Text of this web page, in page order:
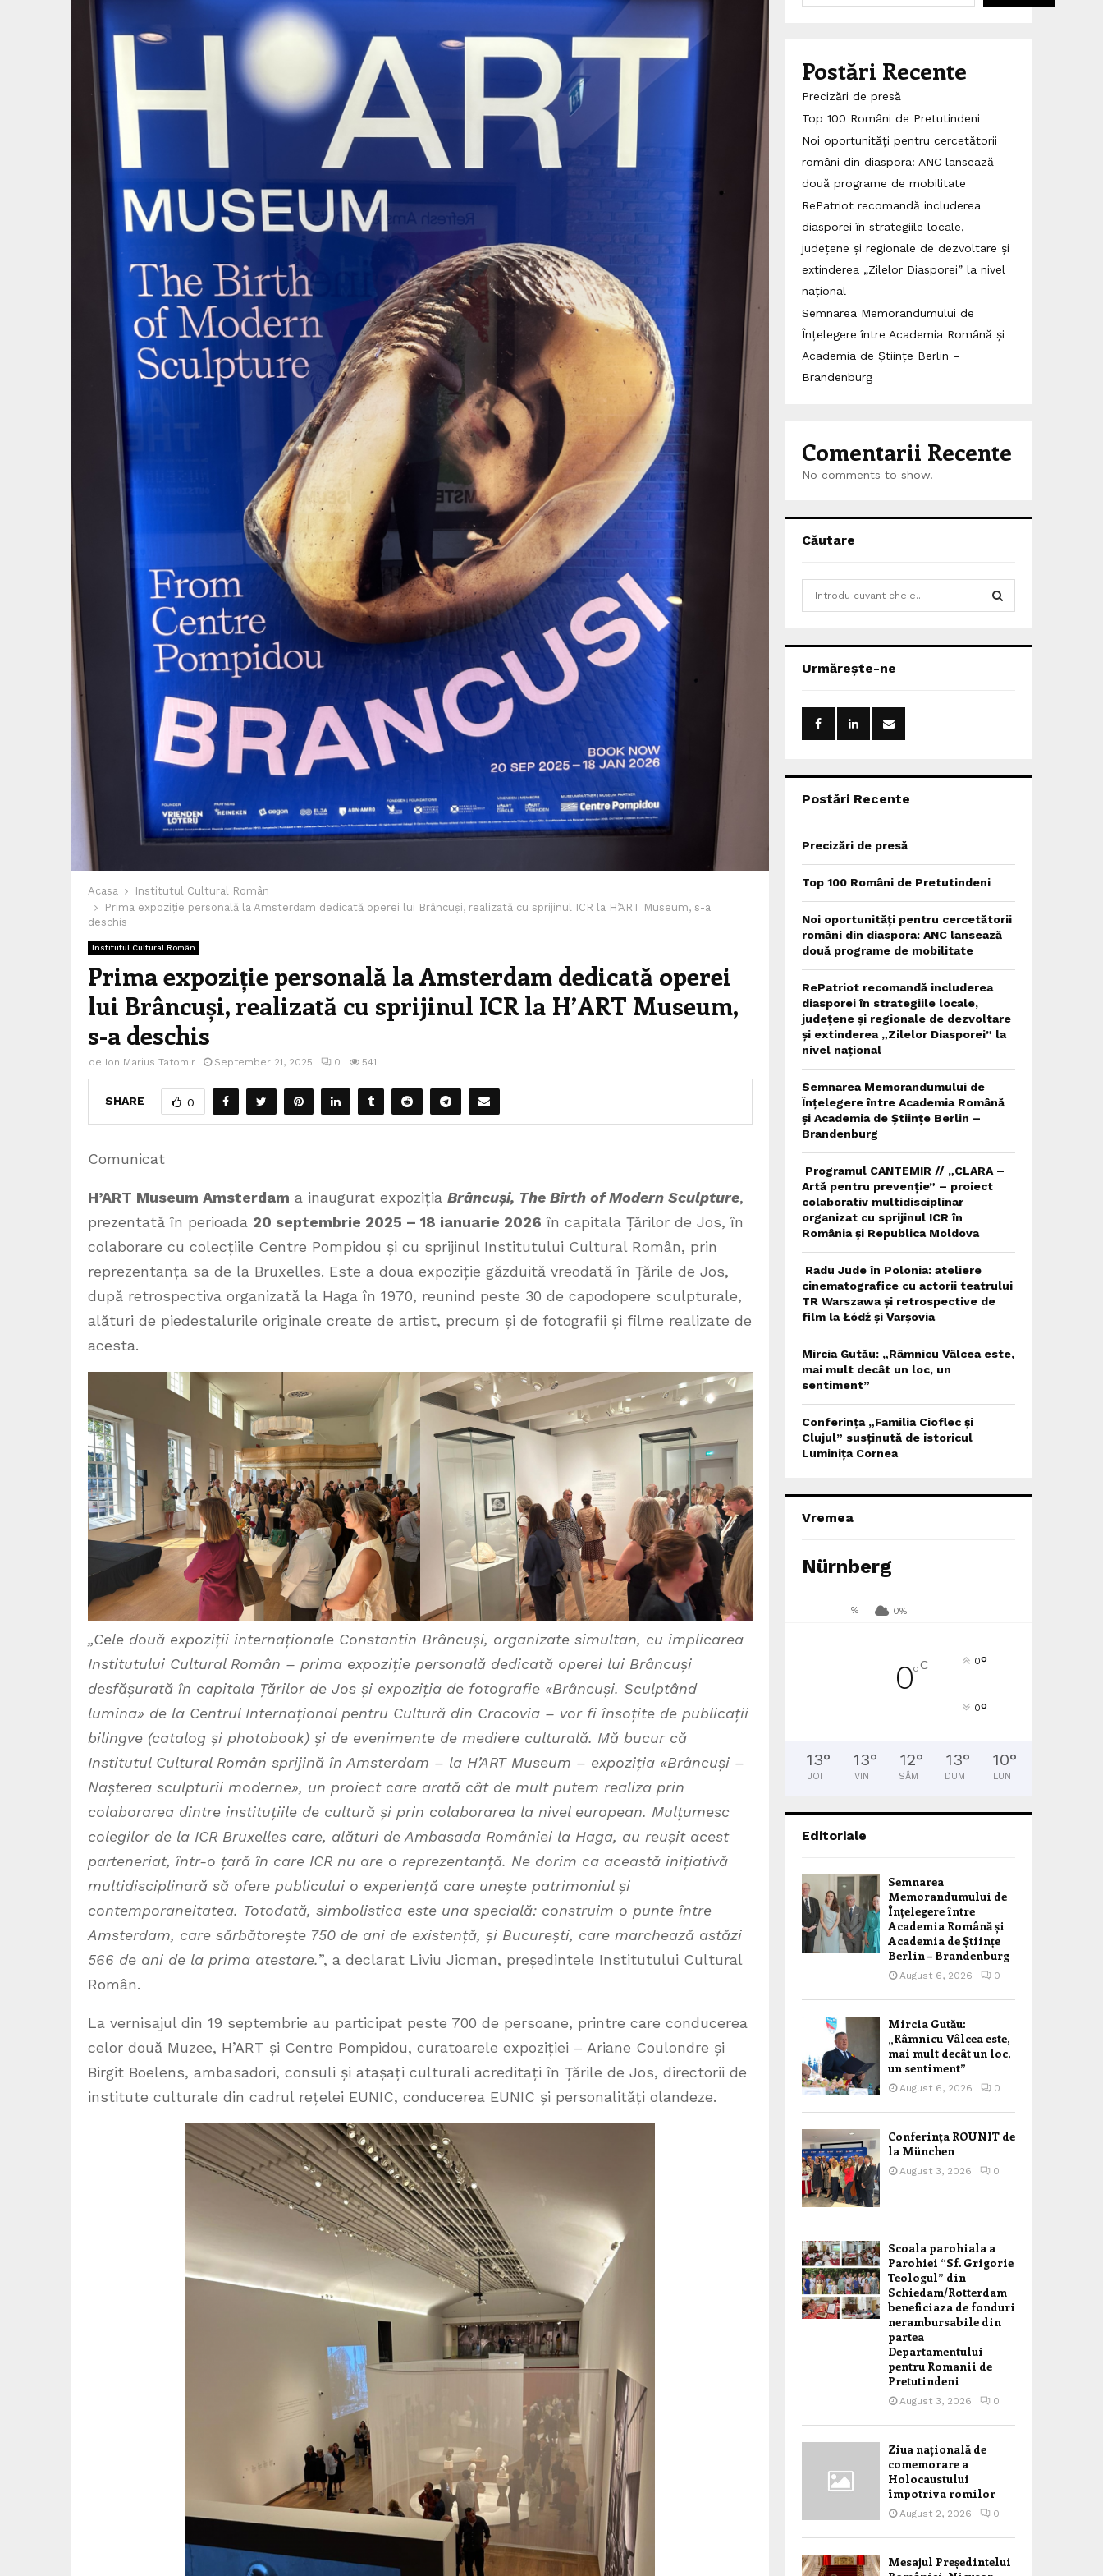
Acasa
Institutul Cultural Român
Prima expoziție personală la Amsterdam dedicată operei lui Brâncuși, realizată cu sprijinul ICR la H’ART Museum, s-a
deschis
Institutul Cultural Român
Prima expoziție personală la Amsterdam dedicată operei
lui Brâncuși, realizată cu sprijinul ICR la H’ART Museum,
s-a deschis
de Ion Marius Tatomir September 21, 2025 0 541
SHARE 0
Comunicat
H’ART Museum Amsterdam a inaugurat expoziția Brâncuși, The Birth of Modern Sculpture,
prezentată în perioada 20 septembrie 2025 – 18 ianuarie 2026 în capitala Țărilor de Jos, în
colaborare cu colecțiile Centre Pompidou și cu sprijinul Institutului Cultural Român, prin
reprezentanța sa de la Bruxelles. Este a doua expoziție găzduită vreodată în Țările de Jos,
după retrospectiva organizată la Haga în 1970, reunind peste 30 de capodopere sculpturale,
alături de piedestalurile originale create de artist, precum și de fotografii și filme realizate de
acesta.
„Cele două expoziții internaționale Constantin Brâncuși, organizate simultan, cu implicarea
Institutului Cultural Român – prima expoziție personală dedicată operei lui Brâncuși
desfășurată în capitala Țărilor de Jos și expoziția de fotografie «Brâncuși. Sculptând
lumina» de la Centrul Internațional pentru Cultură din Cracovia – vor fi însoțite de publicații
bilingve (catalog și photobook) și de evenimente de mediere culturală. Mă bucur că
Institutul Cultural Român sprijină în Amsterdam – la H’ART Museum – expoziția «Brâncuși –
Nașterea sculpturii moderne», un proiect care arată cât de mult putem realiza prin
colaborarea dintre instituțiile de cultură și prin colaborarea la nivel european. Mulțumesc
colegilor de la ICR Bruxelles care, alături de Ambasada României la Haga, au reușit acest
parteneriat, într-o țară în care ICR nu are o reprezentanță. Ne dorim ca această inițiativă
multidisciplinară să ofere publicului o experiență care unește patrimoniul și
contemporaneitatea. Totodată, simbolistica este una specială: construim o punte între
Amsterdam, care sărbătorește 750 de ani de existență, și București, care marchează astăzi
566 de ani de la prima atestare.”, a declarat Liviu Jicman, președintele Institutului Cultural
Român.
La vernisajul din 19 septembrie au participat peste 700 de persoane, printre care conducerea
celor două Muzee, H’ART și Centre Pompidou, curatoarele expoziției – Ariane Coulondre și
Birgit Boelens, ambasadori, consuli și atașați culturali acreditați în Țările de Jos, directorii de
institute culturale din cadrul rețelei EUNIC, conducerea EUNIC și personalități olandeze.
Postări Recente
Precizări de presă
Top 100 Români de Pretutindeni
Noi oportunități pentru cercetătorii
români din diaspora: ANC lansează
două programe de mobilitate
RePatriot recomandă includerea
diasporei în strategiile locale,
județene și regionale de dezvoltare și
extinderea „Zilelor Diasporei” la nivel
național
Semnarea Memorandumului de
Înțelegere între Academia Română și
Academia de Științe Berlin –
Brandenburg
Comentarii Recente
No comments to show.
Căutare
h
o
:
Urmărește-ne
Postări Recente
Precizări de presă
Top 100 Români de Pretutindeni
Noi oportunități pentru cercetătorii
români din diaspora: ANC lansează
două programe de mobilitate
RePatriot recomandă includerea
diasporei în strategiile locale,
județene și regionale de dezvoltare
și extinderea „Zilelor Diasporei” la
nivel național
Semnarea Memorandumului de
Înțelegere între Academia Română
și Academia de Științe Berlin –
Brandenburg
Programul CANTEMIR // „CLARA –
Artă pentru prevenție” – proiect
colaborativ multidisciplinar
organizat cu sprijinul ICR în
România și Republica Moldova
Radu Jude în Polonia: ateliere
cinematografice cu actorii teatrului
TR Warszawa și retrospective de
film la Łódź și Varșovia
Mircia Gutău: „Râmnicu Vâlcea este,
mai mult decât un loc, un
sentiment”
Conferința „Familia Cioflec și
Clujul” susținută de istoricul
Luminița Cornea
Vremea
Nürnberg
% 0%
0°C 0°
0°
13°
JOI
13°
VIN
12°
SÂM
13°
DUM
10°
LUN
Editoriale
Semnarea
Memorandumului de
Înțelegere între
Academia Română și
Academia de Științe
Berlin – Brandenburg
August 6, 2026 0
Mircia Gutău:
„Râmnicu Vâlcea este,
mai mult decât un loc,
un sentiment”
August 6, 2026 0
Conferința ROUNIT de
la München
August 3, 2026 0
Scoala parohiala a
Parohiei “Sf. Grigorie
Teologul” din
Schiedam/Rotterdam
beneficiaza de fonduri
nerambursabile din
partea
Departamentului
pentru Romanii de
Pretutindeni
August 3, 2026 0
Ziua națională de
comemorare a
Holocaustului
împotriva romilor
August 2, 2026 0
Mesajul Președintelui